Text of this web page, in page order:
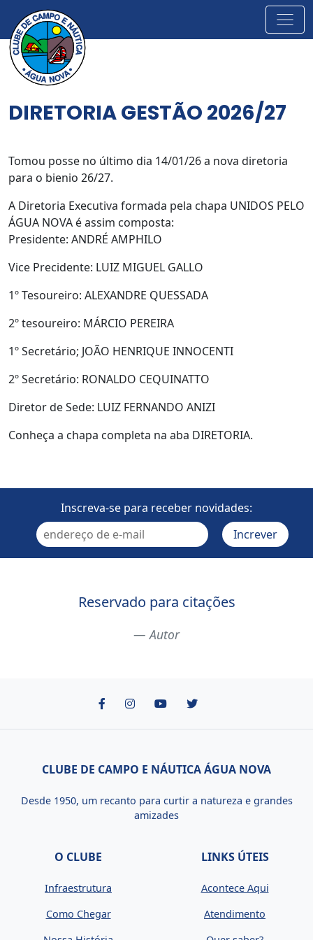
DIRETORIA GESTÃO 2026/27
Tomou posse no último dia 14/01/26 a nova diretoria
para o bienio 26/27.
A Diretoria Executiva formada pela chapa UNIDOS PELO
ÁGUA NOVA é assim composta:
Presidente: ANDRÉ AMPHILO
Vice Precidente: LUIZ MIGUEL GALLO
1º Tesoureiro: ALEXANDRE QUESSADA
2º tesoureiro: MÁRCIO PEREIRA
1º Secretário; JOÃO HENRIQUE INNOCENTI
2º Secretário: RONALDO CEQUINATTO
Diretor de Sede: LUIZ FERNANDO ANIZI
Conheça a chapa completa na aba DIRETORIA.
Inscreva-se para receber novidades:
Reservado para citações
Autor
CLUBE DE CAMPO E NÁUTICA ÁGUA NOVA
Desde 1950, um recanto para curtir a natureza e grandes
amizades
O CLUBE
Infraestrutura
Como Chegar
LINKS ÚTEIS
Acontece Aqui
Atendimento